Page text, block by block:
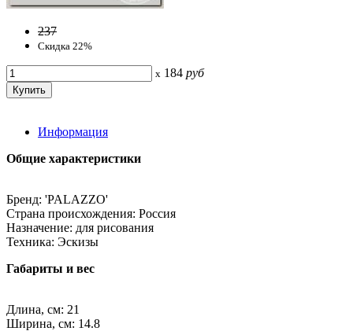
237
Скидка 22%
x 184 руб
Информация
Общие характеристики
Бренд: 'PALAZZO'
Страна происхождения: Россия
Назначение: для рисования
Техника: Эскизы
Габариты и вес
Длина, см: 21
Ширина, см: 14.8